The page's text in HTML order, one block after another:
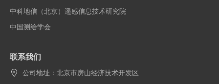
中科地信（北京）遥感信息技术研究院
中国测绘学会
联系我们
公司地址：北京市房山经济技术开发区